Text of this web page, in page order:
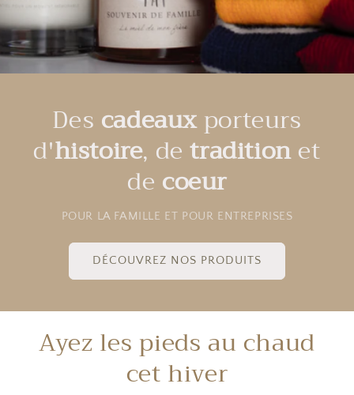
Des cadeauxporteurs
d'histoire, detraditionet
de coeur
POUR LA FAMILLE ET POUR ENTREPRISES
DÉCOUVREZ NOS PRODUITS
Ayez les pieds au chaud
cet hiver